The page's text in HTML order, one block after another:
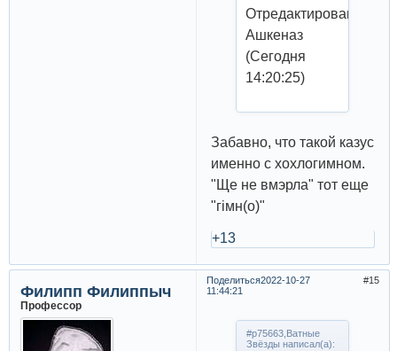
Отредактировано
Ашкеназ
(Сегодня
14:20:25)
Забавно, что такой казус
именно с хохлогимном.
"Ще не вмэрла" тот еще
"гімн(о)"
+13
Поделиться 15
2022-10-27
11:44:21
Филипп Филиппыч
Профессор
#p75663,Ватные
Звёзды написал(а):